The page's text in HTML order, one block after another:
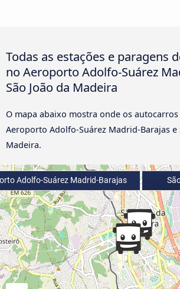
Todas as estações e paragens
no Aeroporto Adolfo-Suárez
São João da Madeira
O mapa abaixo mostra onde os
Aeroporto Adolfo-Suárez Madrid-Barajas e
Madeira.
Adolfo-Suárez Madrid-Barajas